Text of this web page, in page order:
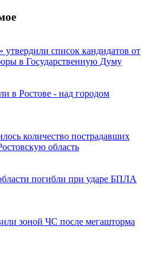
список кандидатов от
в Государственную Думу
в Ростове - над городом
количество пострадавших
область
погибли при ударе БПЛА
зоной ЧС после мегашторма